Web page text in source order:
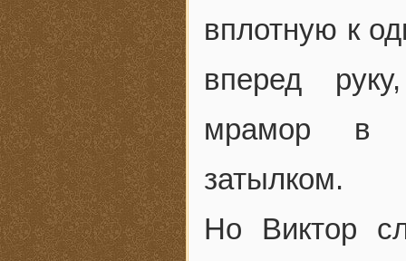
вплотную к
вперед
мрамор в
затылком.
Но Виктор